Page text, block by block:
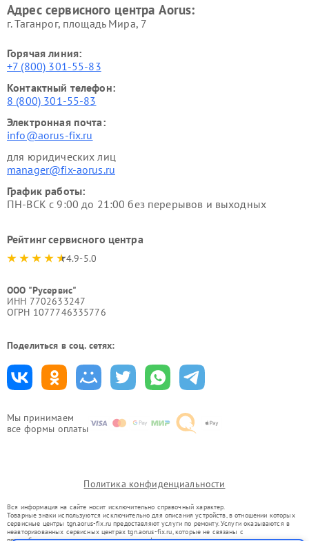
Мы принимаем
все формы оплаты
Адрес сервисного центра Aorus:
г. Таганрог, площадь Мира, 7
Горячая линия:
+7 (800) 301-55-83
Контактный телефон:
8 (800) 301-55-83
Электронная почта:
info@aorus-fix.ru
для юридических лиц
manager@fix-aorus.ru
График работы:
ПН-ВСК с 9:00 до 21:00 без перерывов и выходных
Рейтинг сервисного центра
4.9-5.0
ООО "Русервис"
ИНН 7702633247
ОГРН 1077746335776
Поделиться в соц. сетях:
Политика конфиденциальности
Вся информация на сайте носит исключительно справочный характер.
Товарные знаки используются исключительно для описания устройств, в отношении которых
сервисные центры tgn.aorus-fix.ru предоставляют услуги по ремонту. Услуги оказываются в
неавторизованных сервисных центрах tgn.aorus-fix.ru, которые не связаны с